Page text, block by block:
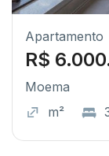
Apartamento
R$
Moema
m²